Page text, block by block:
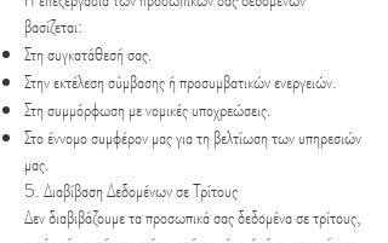
βασίζεται:
Στη συγκατάθεσή σας.
Στην εκτέλεση σύμβασης ή προσυμβατικών ενεργειών.
Στη συμμόρφωση με νομικές υποχρεώσεις.
Στο έννομο συμφέρον μας για τη βελτίωση των υπηρεσιών
μας.
5. Διαβίβαση Δεδομένων σε Τρίτους
Δεν διαβιβάζουμε τα προσωπικά σας δεδομένα σε τρίτους,